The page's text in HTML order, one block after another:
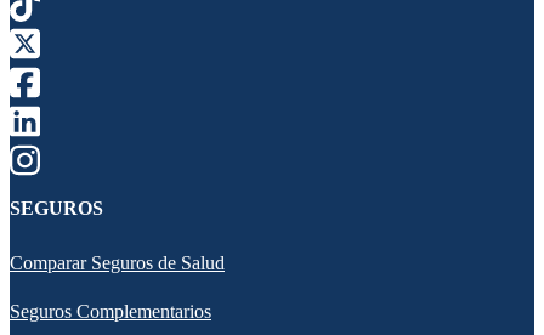
SEGUROS
Comparar Seguros de Salud
Seguros Complementarios